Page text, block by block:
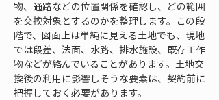
物、通路などの位置関係を確認し、どの範囲
を交換対象とするのかを整理します。この段
階で、図面上は単純に見える土地でも、現地
では段差、法面、水路、排水施設、既存工作
物などが絡んでいることがあります。土地交
換後の利用に影響しそうな要素は、契約前に
把握しておく必要があります。